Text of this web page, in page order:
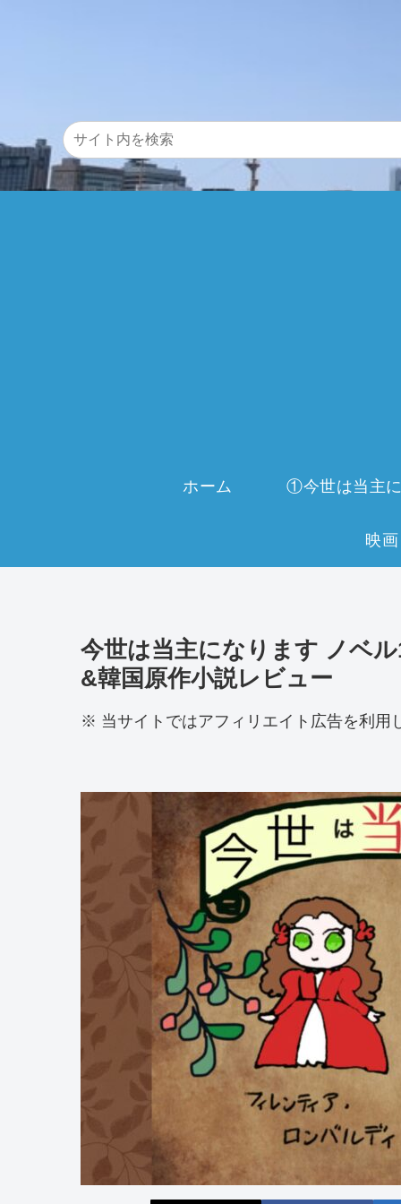
ホーム
今世は当主になります ノベ
&韓国原作小説レビュー
※ 当サイトではアフィリエイト広告を利用